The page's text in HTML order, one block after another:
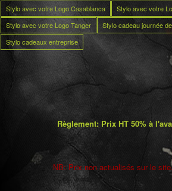
Stylo avec votre Logo Casablanca
Stylo avec votre
Stylo avec votre Logo Tanger
Stylo cadeau journée
Stylo cadeaux entreprise
Règlement: Prix HT 50% à
NB: Prix non actualisés sur le